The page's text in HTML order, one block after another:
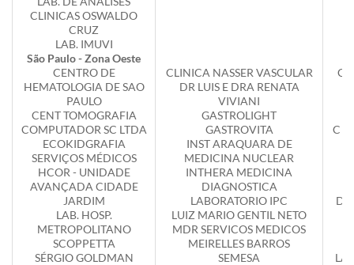
CLINICAS OSWALDO
CRUZ
LAB. IMUVI
São Paulo - Zona Oeste
CENTRO DE
HEMATOLOGIA DE SAO
PAULO
CENT TOMOGRAFIA
COMPUTADOR SC LTDA
ECOKIDGRAFIA
SERVIÇOS MÉDICOS
HCOR - UNIDADE
AVANÇADA CIDADE
JARDIM
LAB. HOSP.
METROPOLITANO
SCOPPETTA
SÉRGIO GOLDMAN
CLINICA NASSER VASCULAR
DR LUIS E DRA RENATA
VIVIANI
GASTROLIGHT
GASTROVITA
INST ARAQUARA DE
MEDICINA NUCLEAR
INTHERA MEDICINA
DIAGNOSTICA
LABORATORIO IPC
LUIZ MARIO GENTIL NETO
MDR SERVICOS MEDICOS
MEIRELLES BARROS
SEMESA
C